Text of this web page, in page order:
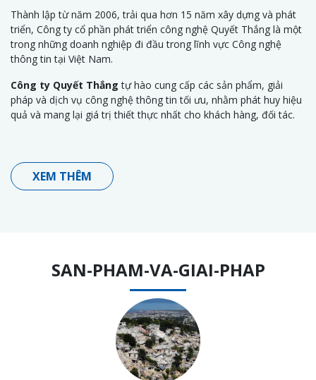
Thành lập từ năm 2006, trải qua hơn 15 năm xây dựng và phát
triển, Công ty cổ phần phát triển công nghệ Quyết Thắng là một
trong những doanh nghiệp đi đầu trong lĩnh vực Công nghệ
thông tin tại Việt Nam.
Công ty Quyết Thắng tự hào cung cấp các sản phẩm, giải
pháp và dịch vụ công nghệ thông tin tối ưu, nhằm phát huy hiệu
quả và mang lại giá trị thiết thực nhất cho khách hàng, đối tác.
XEM THÊM
SAN-PHAM-VA-GIAI-PHAP